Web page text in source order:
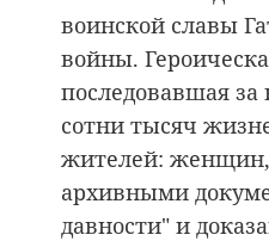
воинской славы
войны.
последовавшая
сотни тысяч
жителей: женщин,
архивными
давности" и
Прибалтике и Украине.
Матрена Прокофьевна
поощрениями.
защитников Родины не